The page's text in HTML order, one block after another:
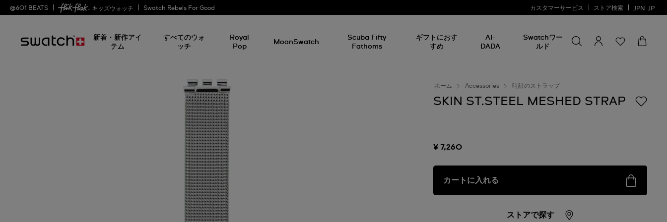
@601 BEATS - キッズウォッチ Swatch Rebels For Good カスタマーサービス ストア検索 JPN JP
新着・新作アイ
テム
すべてのウォ
ッチ
Royal
Pop
MoonSwatch
Scuba Fifty
Fathoms
ギフトにおす
すめ
AI-
DADA
Swatchワー
ルド
か
を
ホーム Accessories 時計のストラップ
SKIN ST.STEEL MESHED STRAP
¥ 7,260
カートに入れる
ストアで探す